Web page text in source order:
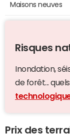
Maisons neuves
Risques
Inondation,
de forêt...
Prix des